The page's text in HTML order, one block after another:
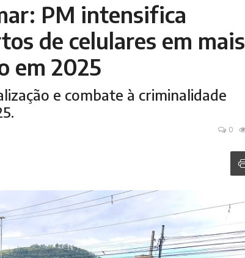
PM intensifica
de celulares em mais
em 2025
e combate à criminalidade
0